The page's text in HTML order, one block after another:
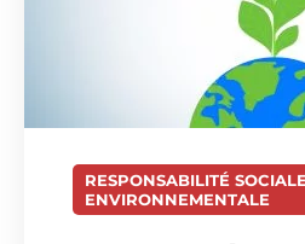
RESPONSABILITÉ
ENVIRONNEMENTALE